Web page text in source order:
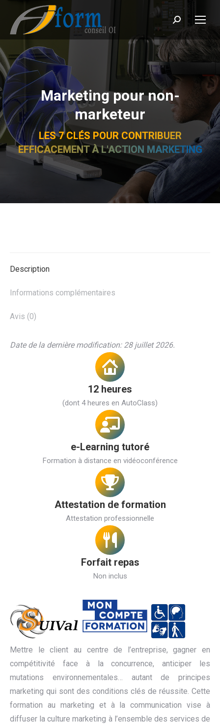
Recherche
Marketing pour non-
marketeur
LES 7 CLÉS POUR CONTRIBUER
EFFICACEMENT À L'ACTION MARKETING
Description
Informations complémentaires
Avis (0)
Date de la dernière modification: 28 juillet 2026.
12 heures
(dont 4 heures en AutoClass)
e-Learning tutoré
Formation à distance en vidéoconférence
Attestation de formation
Attestation professionnelle
Forfait repas
Non inclus
Mettre le client au centre de l’entreprise, gagner en
compétitivité face à la concurrence, anticiper les
mutations environnementales… autant de principes
marketing qui sont des conditions clés de réussite. Cette
formation au marketing et à la communication vise à
diffuser la culture marketing à l’ensemble des services de